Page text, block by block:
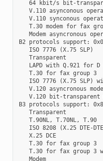
64 kbit/s bit-
V.110 asynconous
V.110 synconous
T.30 modem for fax
Modem asyncronous
B2 protocols support:
   ISO 7776 (X.75 SLP)
   Transparent
LAPD with Q.921 for D
   T.30 for fax group 3
ISO 7776 (X.75 SLP)
   V.120 asyncronous mode
V.120 bit-transparent
B3 protocols support:
   Transparent
   T.90NL, T.70NL, T.90
ISO 8208 (X.25 DTE-
   X.25 DCE
   T.30 for fax group 3
T.30 for fax group 3
   Modem